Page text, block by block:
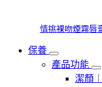
情挑裸吻煙霧唇
保養
產品功能
潔顏